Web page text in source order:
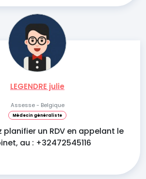
LEGENDRE julie
Assesse - Belgique
Médecin généraliste
planifier un RDV en appelant le
au : +32472545116